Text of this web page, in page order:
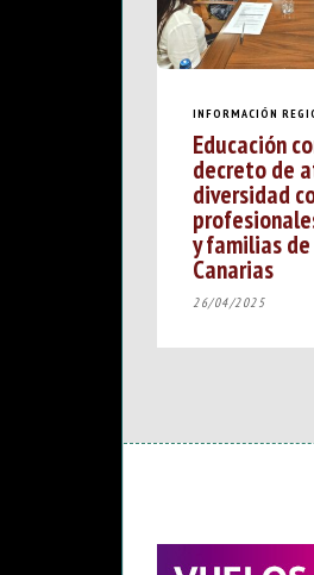
INFORMACIÓN
Educación
decreto de
diversidad
y familias
Canarias
26/04/2025